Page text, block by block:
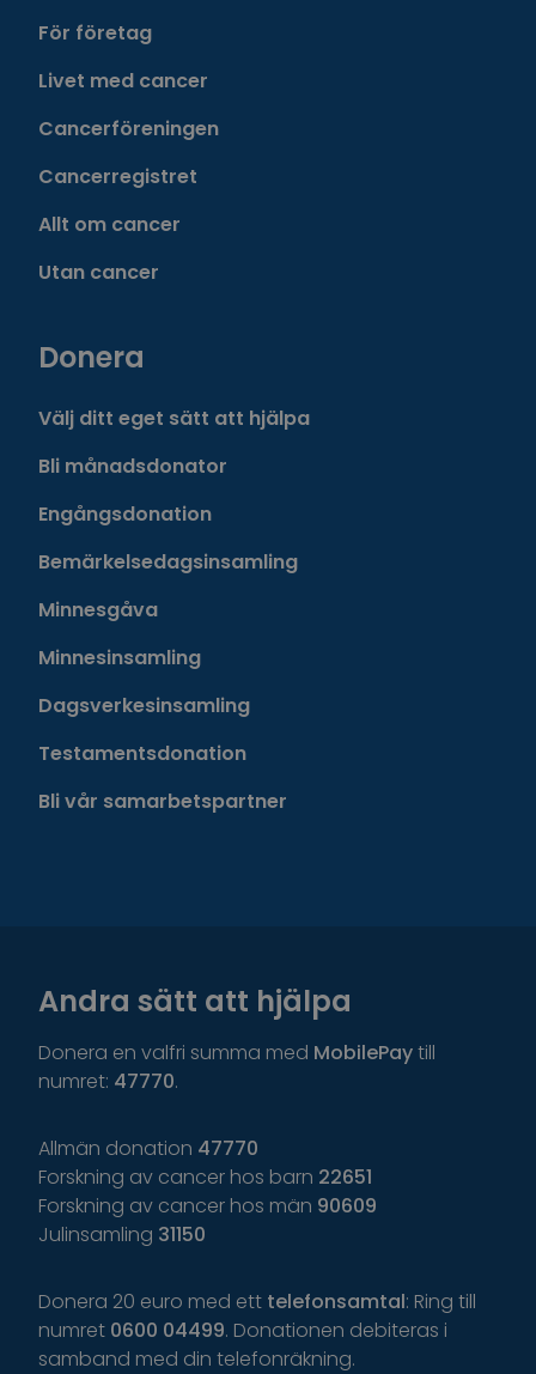
För företag
Livet med cancer
Cancerföreningen
Cancerregistret
Allt om cancer
Utan cancer
Donera
Välj ditt eget sätt att hjälpa
Bli månadsdonator
Engångsdonation
Bemärkelsedagsinsamling
Minnesgåva
Minnesinsamling
Dagsverkesinsamling
Testamentsdonation
Bli vår samarbetspartner
Andra sätt att hjälpa
Donera en valfri summa med MobilePaytill
numret: 47770.
Allmän donation 47770
Forskning av cancer hos barn 22651
Forskning av cancer hos män 90609
Julinsamling 31150
Donera 20 euro med ett telefonsamtal: Ring till
numret 0600 04499. Donationen debiteras i
samband med din telefonräkning.